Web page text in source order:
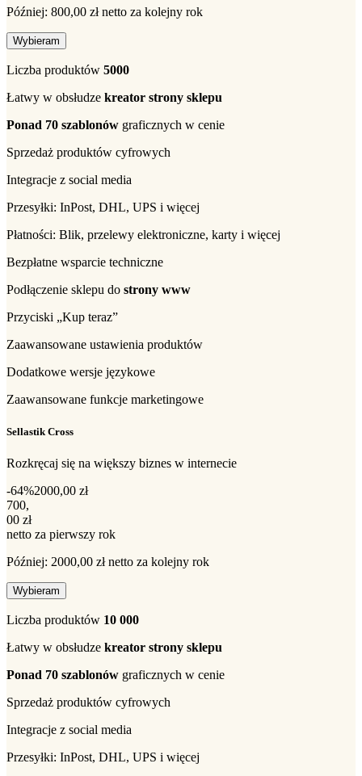
Później: 800,00 zł netto za kolejny rok
Wybieram
Liczba produktów 5000
Łatwy w obsłudze kreator strony sklepu
Ponad 70 szablonów graficznych w cenie
Sprzedaż produktów cyfrowych
Integracje z social media
Przesyłki: InPost, DHL, UPS i więcej
Płatności: Blik, przelewy elektroniczne, karty i więcej
Bezpłatne wsparcie techniczne
Podłączenie sklepu do strony www
Przyciski „Kup teraz”
Zaawansowane ustawienia produktów
Dodatkowe wersje językowe
Zaawansowane funkcje marketingowe
Sellastik Cross
Rozkręcaj się na większy biznes w internecie
-64%2000,00 zł
700,00 zł netto za pierwszy rok
700,
00 zł
netto za pierwszy rok
Później: 2000,00 zł netto za kolejny rok
Wybieram
Liczba produktów 10 000
Łatwy w obsłudze kreator strony sklepu
Ponad 70 szablonów graficznych w cenie
Sprzedaż produktów cyfrowych
Integracje z social media
Przesyłki: InPost, DHL, UPS i więcej